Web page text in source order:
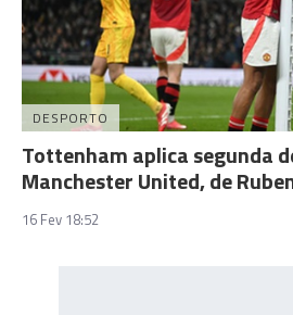
DESPORTO
Tottenham aplica segunda
Manchester United, de
16 Fev 18:52